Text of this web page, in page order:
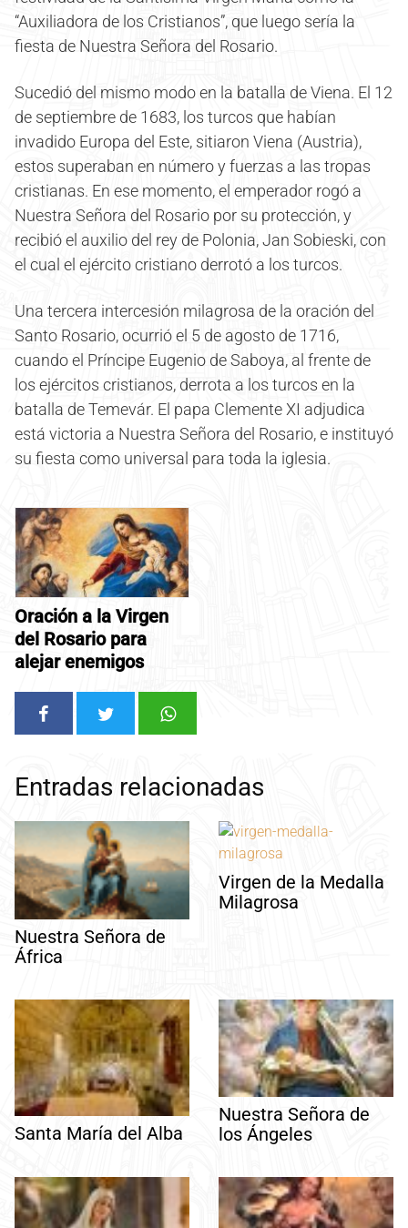
“Auxiliadora de los Cristianos”, que luego sería la
fiesta de Nuestra Señora del Rosario.
Sucedió del mismo modo en la batalla de Viena. El 12
de septiembre de 1683, los turcos que habían
invadido Europa del Este, sitiaron Viena (Austria),
estos superaban en número y fuerzas a las tropas
cristianas. En ese momento, el emperador rogó a
Nuestra Señora del Rosario por su protección, y
recibió el auxilio del rey de Polonia, Jan Sobieski, con
el cual el ejército cristiano derrotó a los turcos.
Una tercera intercesión milagrosa de la oración del
Santo Rosario, ocurrió el 5 de agosto de 1716,
cuando el Príncipe Eugenio de Saboya, al frente de
los ejércitos cristianos, derrota a los turcos en la
batalla de Temevár. El papa Clemente XI adjudica
está victoria a Nuestra Señora del Rosario, e instituyó
su fiesta como universal para toda la iglesia.
Oración a la Virgen
del Rosario para
alejar enemigos
Entradas relacionadas
Nuestra Señora de
África
Virgen de la Medalla
Milagrosa
Santa María del Alba
Nuestra Señora de
los Ángeles